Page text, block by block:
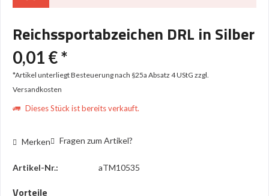
Reichssportabzeichen DRL in Silber
0,01 € *
*Artikel unterliegt Besteuerung nach §25a Absatz 4 UStG zzgl.
Versandkosten
Dieses Stück ist bereits verkauft.
Merken Fragen zum Artikel?
Artikel-Nr.: aTM10535
Vorteile